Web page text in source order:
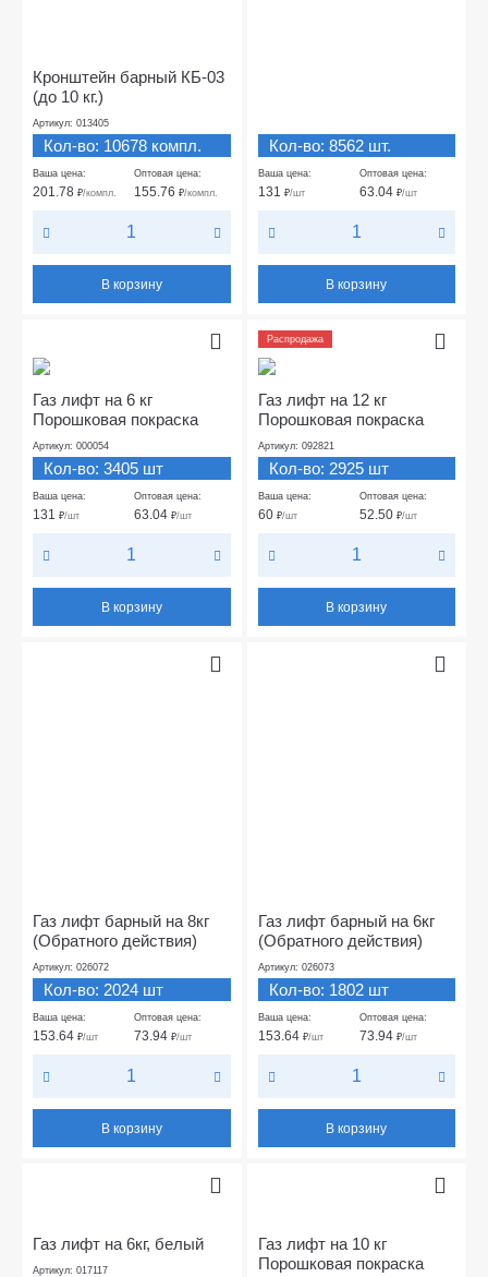
Кронштейн барный КБ-03
(до 10 кг.)
Артикул: 013405
Кол-во: 10678 компл.
Ваша цена:
201.78 ₽/компл.
Оптовая цена:
155.76₽/компл.
В корзину
Кол-во: 8562 шт.
Ваша цена:
131 ₽/шт
Оптовая цена:
63.04 ₽/шт
В корзину
Газ лифт на 6 кг
Порошковая покраска
Артикул: 000054
Кол-во: 3405 шт
Ваша цена:
131 ₽/шт
Оптовая цена:
63.04₽/шт
В корзину
Распродажа
Газ лифт на 12 кг
Порошковая покраска
Артикул: 092821
Кол-во: 2925 шт
Ваша цена:
60 ₽/шт
Оптовая цена:
52.50 ₽/шт
В корзину
Газ лифт барный на 8кг
(Обратного действия)
Артикул: 026072
Кол-во: 2024 шт
Ваша цена:
153.64 ₽/шт
Оптовая цена:
73.94₽/шт
В корзину
Газ лифт барный на 6кг
(Обратного действия)
Артикул: 026073
Кол-во: 1802 шт
Ваша цена:
153.64 ₽/шт
Оптовая цена:
73.94 ₽/шт
В корзину
Газ лифт на 6кг, белый
Артикул: 017117
Газ лифт на 10 кг
Порошковая покраска